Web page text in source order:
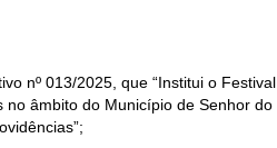
nº 013/2025, que “Institui o Festival
no âmbito do Município de Senhor do